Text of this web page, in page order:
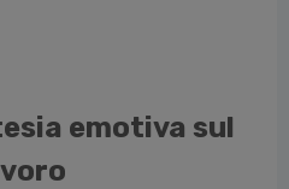
emotiva sul